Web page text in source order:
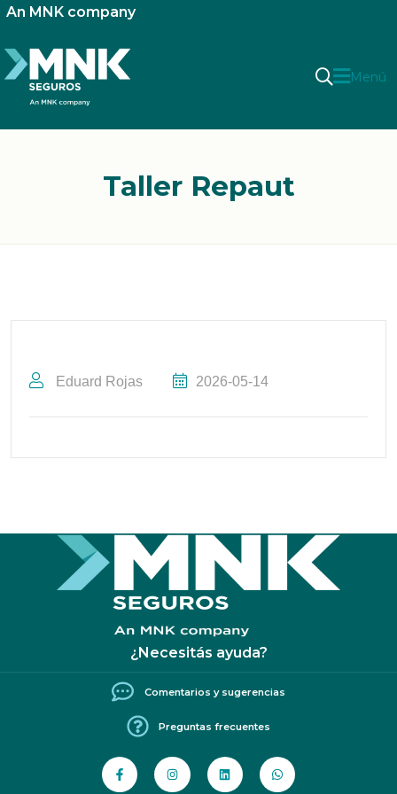
An MNK company
Menú
Taller Repaut
Eduard Rojas 2026-05-14
¿Necesitás ayuda?
Comentarios y sugerencias
Preguntas frecuentes